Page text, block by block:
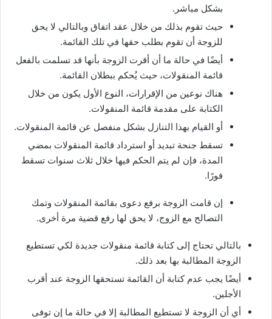
بشكل مباشر.
حيث تقوم بذلك من خلال عقد اتفاق وبالتالي لا يحق
للزوجة أن تقوم بطلب حقها في تلك القائمة.
أيضًا في حالة ما أن أقرت الزوجة بأنها قد تسلمت بالفعل
قائمة المنقولات، حيث يُحكم ببطلان القائمة.
هناك نوعين من الإقرارات، النوع الأول يكون من خلال
الكتابة على مقدمة قائمة المنقولات.
أو القيام بهذا التنازل بشكل منفصل عن قائمة المنقولات.
تسقط جنحة تبديد أو استرداد قائمة المنقولات بمضي
المدة، فإن لم يتم الحكم فيها خلال ثلاث سنوات تسقط
فورًا.
إن قامت الزوجة برفع دعوى بقائمة المنقولات وتمك
التصالح مع الزوج، لا يحق لها رفع قضية مرة أخرى.
بالتالي تحتاج إلى كتابة قائمة منقولات جديدة لكي تستطيع
الزوجة المطالبة بها بعد ذلك.
أيضًا يجب عدم كتابة أن القائمة تستحقها الزوجة عند أقرب
الأجلين.
أي أن الزوجة لا تستطيع المطالبة إلا في حالة ما إن توفى